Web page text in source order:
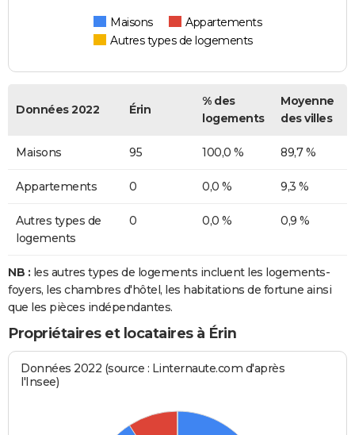
Maisons
Appartements
Autres types de logements
Données 2022 Érin
% des
logements
Moyenne
des villes
Maisons 95 100,0 % 89,7 %
Appartements 0 0,0 % 9,3 %
Autres types de
logements
0 0,0 % 0,9 %
NB : les autres types de logements incluent les logements-
foyers, les chambres d'hôtel, les habitations de fortune ainsi
que les pièces indépendantes.
Propriétaires et locataires à Érin
Données 2022 (source : Linternaute.com d'après
l'Insee)